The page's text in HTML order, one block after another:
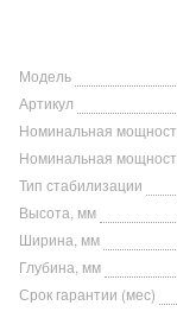
Модель
Артикул
Номинальная
Номинальная
Тип стабилизации
Высота, мм
Ширина, мм
Глубина, мм
Срок гарантии (мес)